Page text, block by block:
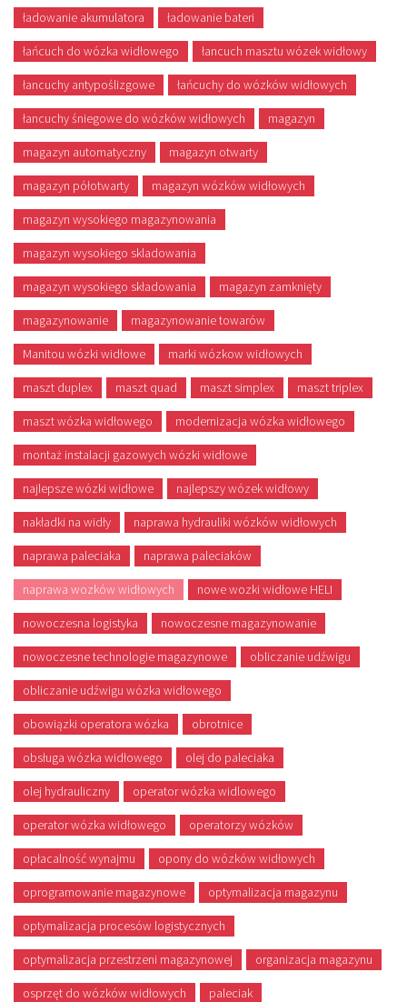
ładowanie akumulatora ładowanie bateri
łańcuch do wózka widłowego łancuch masztu wózek widłowy
łancuchy antypoślizgowe łańcuchy do wózków widłowych
łancuchy śniegowe do wózków widłowych magazyn
magazyn automatyczny magazyn otwarty
magazyn półotwarty magazyn wózków widłowych
magazyn wysokiego magazynowania
magazyn wysokiego skladowania
magazyn wysokiego składowania magazyn zamknięty
magazynowanie magazynowanie towarów
Manitou wózki widłowe marki wózkow widłowych
maszt duplex maszt quad maszt simplex maszt triplex
maszt wózka widłowego modernizacja wózka widłowego
montaż instalacji gazowych wózki widłowe
najlepsze wózki widłowe najlepszy wózek widłowy
nakładki na widły naprawa hydrauliki wózków widłowych
naprawa paleciaka naprawa paleciaków
naprawa wozków widłowych nowe wozki widłowe HELI
nowoczesna logistyka nowoczesne magazynowanie
nowoczesne technologie magazynowe obliczanie udźwigu
obliczanie udźwigu wózka widłowego
obowiązki operatora wózka obrotnice
obsługa wózka widłowego olej do paleciaka
olej hydrauliczny operator wózka widlowego
operator wózka widłowego operatorzy wózków
opłacalność wynajmu opony do wózków widłowych
oprogramowanie magazynowe optymalizacja magazynu
optymalizacja procesów logistycznych
optymalizacja przestrzeni magazynowej organizacja magazynu
osprzęt do wózków widłowych paleciak